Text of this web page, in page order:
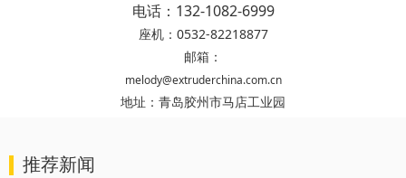
电话： 132-1082-6999
座机： 0532-82218877
邮箱：
melody@extruderchina.com.cn
地址： 青岛胶州市马店工业园
推荐新闻